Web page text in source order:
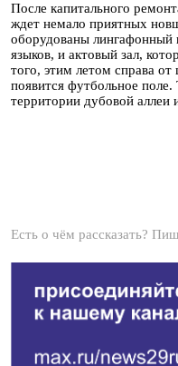
После капитального
ждет немало приятных
оборудованы лингафонный
языков, и актовый зал,
того, этим летом справа от
появится футбольное
территории дубовой аллеи
Есть о чём рассказать?